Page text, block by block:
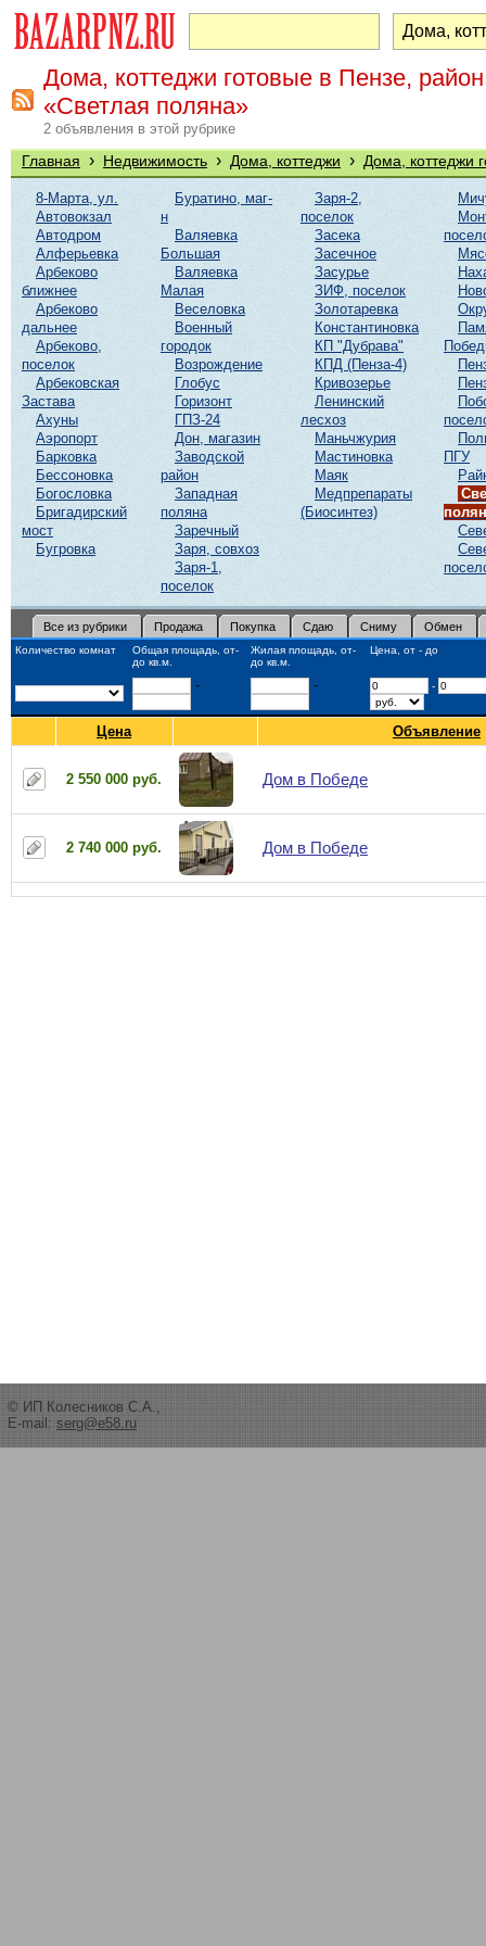
Дома, коттеджи готовые в Пензе, район
«Светлая поляна»
2 объявления в этой рубрике
Главная › Недвижимость › Дома, коттеджи › Дома, коттеджи
8-Марта, ул.
Автовокзал
Автодром
Алферьевка
Арбеково
ближнее
Арбеково
дальнее
Арбеково,
поселок
Арбековская
Застава
Ахуны
Аэропорт
Барковка
Бессоновка
Богословка
Бригадирский
мост
Бугровка
Буратино, маг-
н
Валяевка
Большая
Валяевка
Малая
Веселовка
Военный
городок
Возрождение
Глобус
Горизонт
ГПЗ-24
Дон, магазин
Заводской
район
Западная
поляна
Заречный
Заря, совхоз
Заря-1,
поселок
Заря-2,
поселок
Засека
Засечное
Засурье
ЗИФ, поселок
Золотаревка
Константиновка
КП "Дубрава"
КПД (Пенза-4)
Кривозерье
Ленинский
лесхоз
Маньчжурия
Мастиновка
Маяк
Медпрепараты
(Биосинтез)
ПГУ
Все из рубрики Продажа Покупка Сдаю Сниму Обмен
Количество комнат
Общая площадь, от-
до кв.м.
Жилая площадь, от-
до кв.м.
Цена, от - до
- - -
Цена Объявление
2 550 000 руб. Дом в Победе
2 740 000 руб. Дом в Победе
© ИП Колесников С.А.,
E-mail: serg@e58.ru